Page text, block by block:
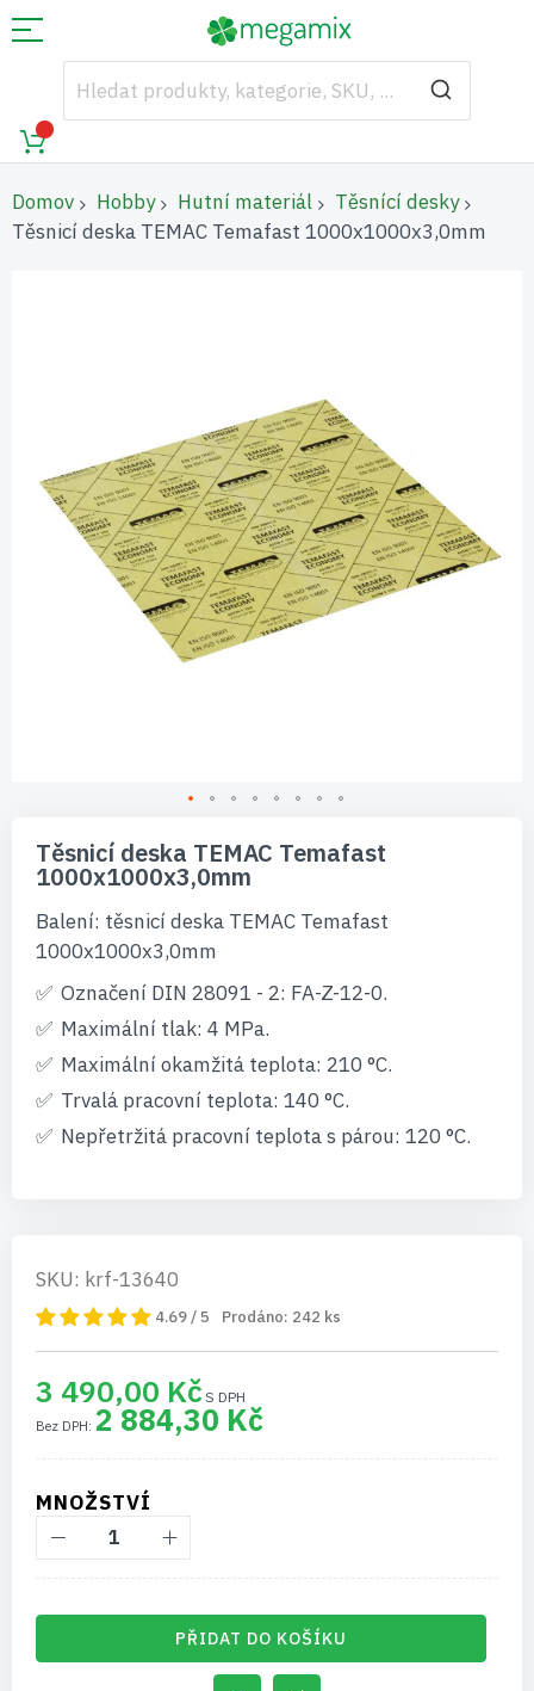
Domov Hobby Hutní materiál
Těsnící desky
Těsnicí deska TEMAC Temafast 1000x1000x3,0mm
začátek
galerie
obrázky
Těsnicí deska TEMAC Temafast
1000x1000x3,0mm
Balení: těsnicí deska TEMAC Temafast
1000x1000x3,0mm
Označení DIN 28091 - 2: FA-Z-12-0.
Maximální tlak: 4 MPa.
Maximální okamžitá teplota: 210 °C.
Trvalá pracovní teplota: 140 °C.
Nepřetržitá pracovní teplota s párou: 120 °C.
SKU: krf-13640
4.69 / 5 Prodáno: 242 ks
3 490,00 Kč
2 884,30 Kč
MNOŽSTVÍ
PŘIDAT DO KOŠÍKU